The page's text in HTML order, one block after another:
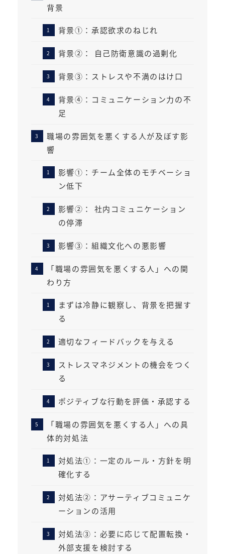
背景
背景①：承認欲求のねじれ
背景②： 自己防衛意識の過剰化
背景③：ストレスや不満のはけ口
背景④：コミュニケーション力の不
足
職場の雰囲気を悪くする人が及ぼす影
響
影響①：チーム全体のモチベーショ
ン低下
影響②： 社内コミュニケーション
の停滞
影響③：組織文化への悪影響
「職場の雰囲気を悪くする人」への関
わり方
まずは冷静に観察し、背景を把握す
る
適切なフィードバックを与える
ストレスマネジメントの機会をつく
る
ポジティブな行動を評価・承認する
「職場の雰囲気を悪くする人」への具
体的対処法
対処法①：一定のルール・方針を明
確化する
対処法②：アサーティブコミュニケ
ーションの活用
対処法③：必要に応じて配置転換・
外部支援を検討する